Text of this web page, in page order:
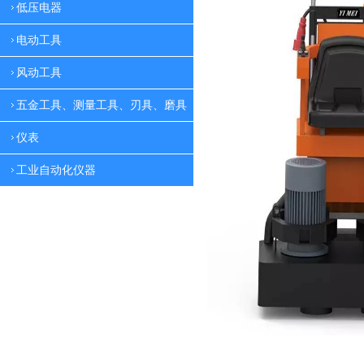
低压电器
电动工具
风动工具
五金工具、测量工具、刃具、磨具
仪表
工业自动化仪器